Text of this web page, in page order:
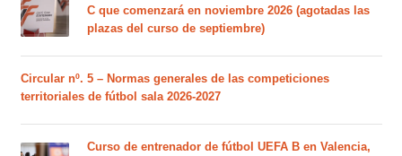
C que comenzará en noviembre 2026 (agotadas las
plazas del curso de septiembre)
Circular nº. 5 – Normas generales de las competiciones
territoriales de fútbol sala 2026-2027
Curso de entrenador de fútbol UEFA B en Valencia,